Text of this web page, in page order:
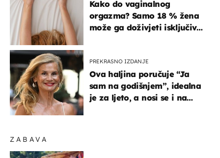
ZABAVA
Kako do vaginalnog
orgazma? Samo 18 % žena
može ga doživjeti isključivo
PREKRASNO IZDANJE
Ova haljina poručuje “Ja
sam na godišnjem”, idealna
je za ljeto, a nosi se i na